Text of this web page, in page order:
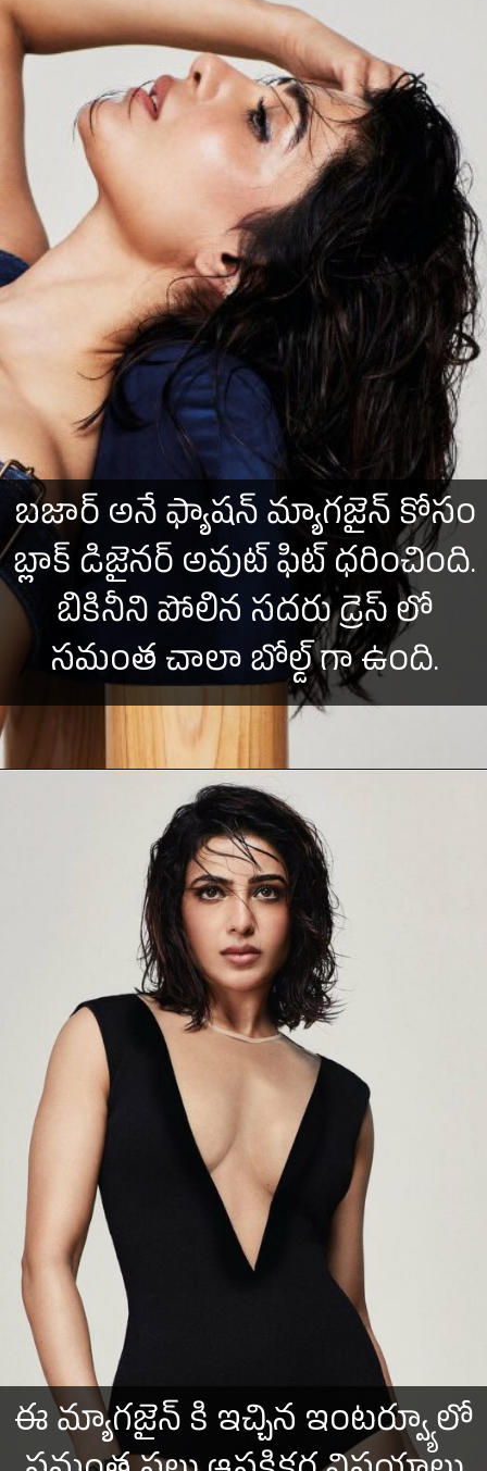
బజార్ అనే ఫ్యాషన్ మ్యాగజైన్ కోసం
బ్లాక్ డిజైనర్ అవుట్ ఫిట్ ధరించింది.
బికినీని పోలిన సదరు డ్రెస్ లో
సమంత చాలా బోల్డ్ గా ఉంది.
ఈ మ్యాగజైన్ కి ఇచ్చిన ఇంటర్వ్యూలో